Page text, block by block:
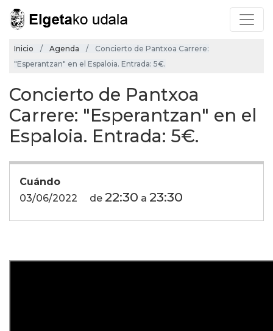
Inicio Agenda
Concierto de Pantxoa Carrere:
"Esperantzan" en el Espaloia. Entrada: 5€.
Concierto de Pantxoa
Carrere: "Esperantzan" en el
Espaloia. Entrada: 5€.
Cuándo
03/06/2022
de 22:30 a 23:30